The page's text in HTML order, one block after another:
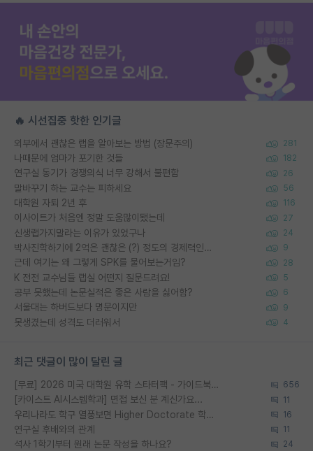
🔥 시선집중 핫한 인기글
외부에서 괜찮은 랩을 알아보는 방법 (장문주의) 281
나때문에 엄마가 포기한 것들 182
연구실 동기가 경쟁의식 너무 강해서 불편함 26
말바꾸기 하는 교수는 피하세요 56
대학원 자퇴 2년 후 116
이사이트가 처음엔 정말 도움많이됐는데 27
신생랩가지말라는 이유가 있었구나 24
박사진학하기에 2억은 괜찮은 (?) 정도의 경제력인가요 9
근데 여기는 왜 그렇게 SPK를 물어보는거임? 28
K 전전 교수님들 랩실 어떤지 질문드려요! 5
공부 못했는데 논문실적은 좋은 사람을 싫어함? 6
서울대는 하버드보다 명문이지만 9
못생겼는데 성격도 더러워서 4
최근 댓글이 많이 달린 글
[무료] 2026 미국 대학원 유학 스타터팩 - 가이드북 & 합격자 컨택메일 템플릿 656
[카이스트 AI시스템학과] 면접 보신 분 계신가요... 11
우리나라도 학구 열풍보면 Higher Doctorate 학위가 필요하다고 봅니다. 16
연구실 후배와의 관계 11
석사 1학기부터 원래 논문 작성을 하나요? 24